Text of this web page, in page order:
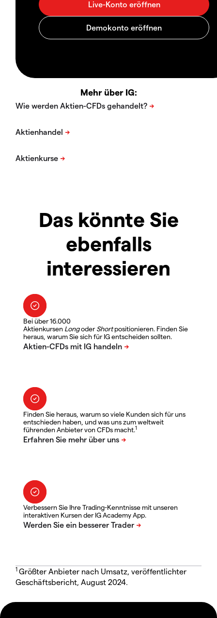
Mehr über IG:
Das könnte Sie
ebenfalls
interessieren
Bei über 16.000
Aktienkursen LongoderShortpositionieren. Finden Sie
heraus, warum Sie sich für IG entscheiden sollten.
Finden Sie heraus, warum so viele Kunden sich für uns
entschieden haben, und was uns zum weltweit
führenden Anbieter von CFDs macht.1
Verbessern Sie Ihre Trading-Kenntnisse mit unseren
interaktiven Kursen der IG Academy App.
1 Größter Anbieter nach Umsatz, veröffentlichter
Geschäftsbericht, August 2024.